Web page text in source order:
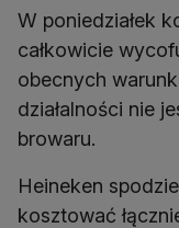
W poniedziałek
całkowicie
obecnych
działalności nie
browaru.
Heineken
kosztować